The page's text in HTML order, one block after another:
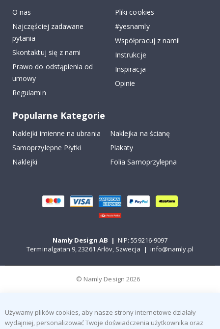
O nas
Najczęściej zadawane
pytania
Skontaktuj się z nami
Prawo do odstąpienia od
umowy
Regulamin
Pliki cookies
#yesnamly
Współpracuj z nami!
Instrukcje
Inspiracja
Opinie
Popularne Kategorie
Naklejki imienne na ubrania
Naklejka na ścianę
Samoprzylepne Płytki
Plakaty
Naklejki
Folia Samoprzylepna
Namly Design AB | NIP: 559216-9097
Terminalgatan 9, 23261 Arlöv, Szwecja | info@namly.pl
© Namly Design 2026
Używamy plików cookies, aby nasze strony internetowe działały
wydajniej, personalizować Twoje doświadczenia użytkownika oraz